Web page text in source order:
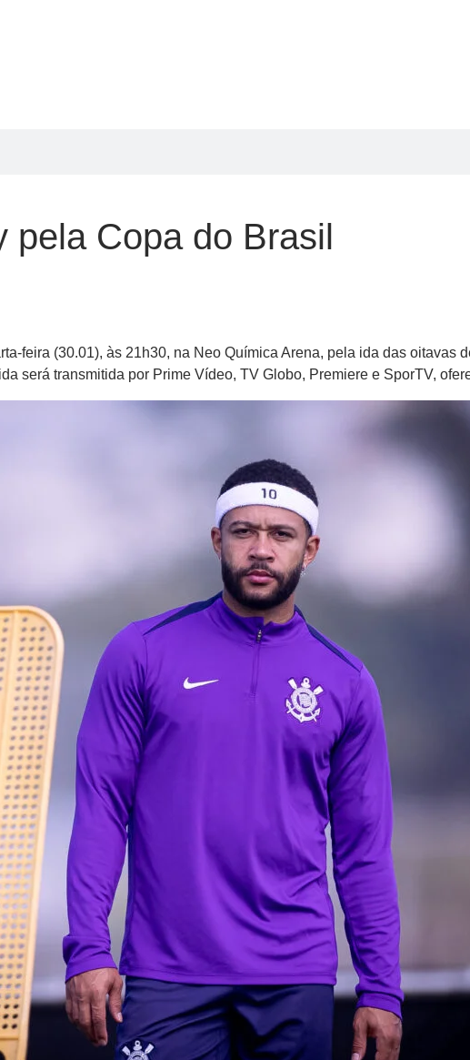
pela Copa do Brasil
feira (30.01), às 21h30, na Neo Química Arena, pela ida das
será transmitida por Prime Vídeo, TV Globo, Premiere e SporTV,